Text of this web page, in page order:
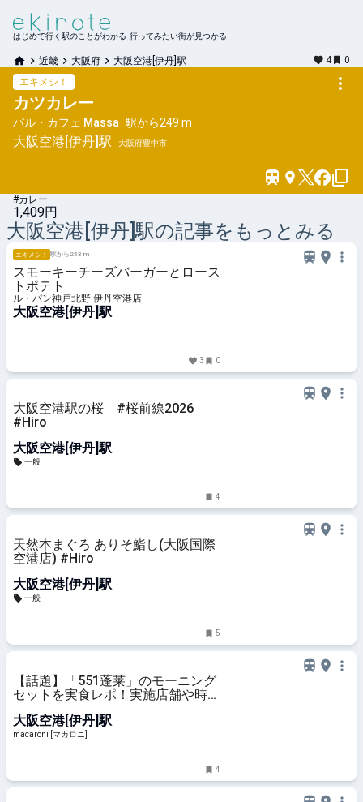
はじめて行く駅のことがわかる 行ってみたい街が見つかる
近畿 大阪府 大阪空港[伊丹]駅 4
0
エキメシ！
カツカレー
バル・カフェ Massa 駅から249 m
大阪空港[伊丹]駅 大阪府豊中市
#カレー
1,409円
大阪空港[伊丹]駅の記事をもっとみる
エキメシ！ 駅から253 m
スモーキーチーズバーガーとロース
トポテト
ル・パン神戸北野 伊丹空港店
大阪空港[伊丹]駅
3 0
大阪空港駅の桜 #桜前線2026
#Hiro
大阪空港[伊丹]駅
一般
4
天然本まぐろ ありそ鮨し(大阪国際
空港店) #Hiro
大阪空港[伊丹]駅
一般
5
【話題】「551蓬莱」のモーニング
セットを実食レポ！実施店舗や時
macaroni
大阪空港[伊丹]駅
macaroni [マカロニ]
4